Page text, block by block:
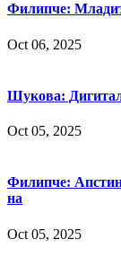
Филипче:
Oct 06, 2025
Шукова:
Oct 05, 2025
Филипче:
на
Oct 05, 2025